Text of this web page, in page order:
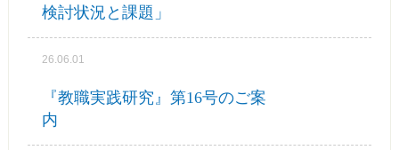
検討状況と課題」
26.06.01
『教職実践研究』第16号のご案
内